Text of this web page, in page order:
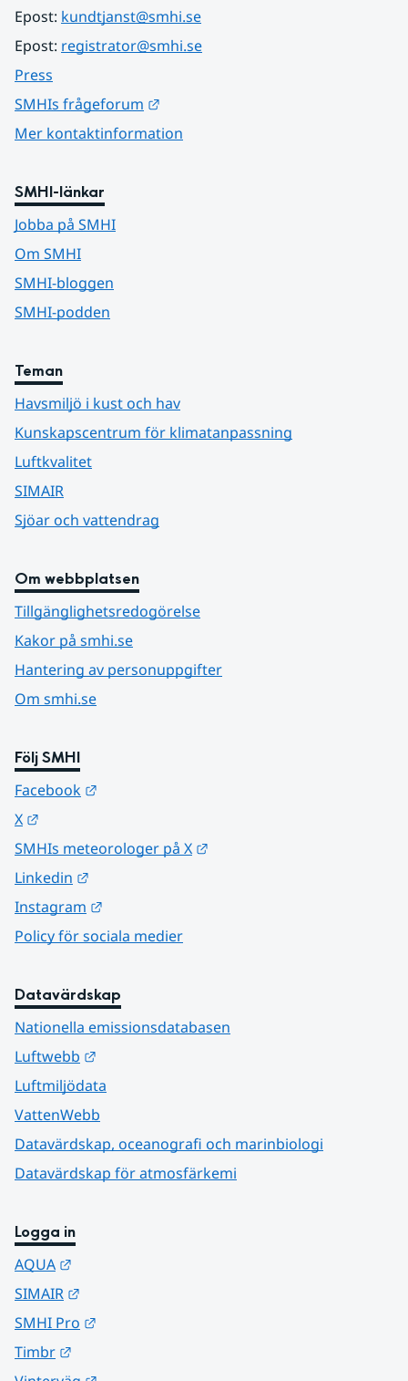
Epost: kundtjanst@smhi.se
Epost: registrator@smhi.se
Press
SMHIs frågeforum
Mer kontaktinformation
SMHI-länkar
Jobba på SMHI
Om SMHI
SMHI-bloggen
SMHI-podden
Teman
Havsmiljö i kust och hav
Kunskapscentrum för klimatanpassning
Luftkvalitet
SIMAIR
Sjöar och vattendrag
Om webbplatsen
Tillgänglighetsredogörelse
Kakor på smhi.se
Hantering av personuppgifter
Om smhi.se
Följ SMHI
Facebook
X
SMHIs meteorologer på X
Linkedin
Instagram
Policy för sociala medier
Datavärdskap
Nationella emissionsdatabasen
Luftwebb
Luftmiljödata
VattenWebb
Datavärdskap, oceanografi och marinbiologi
Datavärdskap för atmosfärkemi
Logga in
AQUA
SIMAIR
SMHI Pro
Timbr